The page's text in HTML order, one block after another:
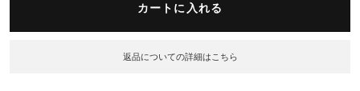
返品についての詳細はこちら